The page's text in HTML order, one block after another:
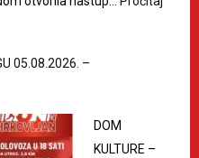
05.08.2026. –
DOM
KULTURE –